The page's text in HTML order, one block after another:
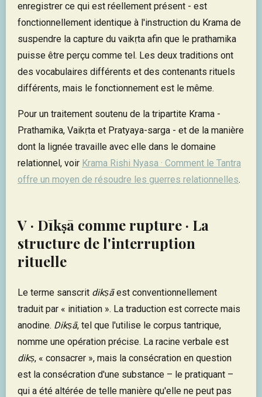
enregistrer ce qui est réellement présent - est
fonctionnellement identique à l'instruction du Krama de
suspendre la capture du vaikṛta afin que le prathamika
puisse être perçu comme tel. Les deux traditions ont
des vocabulaires différents et des contenants rituels
différents, mais le fonctionnement est le même.
Pour un traitement soutenu de la tripartite Krama -
Prathamika, Vaikṛta et Pratyaya-sarga - et de la manière
dont la lignée travaille avec elle dans le domaine
relationnel, voir Krama Rishi Nyasa · Comment le Tantra
offre un moyen de résoudre les guerres relationnelles.
V · Dīkṣā comme rupture · La
structure de l'interruption
rituelle
Le terme sanscrit dikṣāest conventionnellement
traduit par « initiation ». La traduction est correcte mais
anodine. Dikṣā, tel que l'utilise le corpus tantrique,
nomme une opération précise. La racine verbale est
dikṣ, « consacrer », mais la consécration en question
est la consécration d'une substance – le pratiquant –
qui a été altérée de telle manière qu'elle ne peut pas